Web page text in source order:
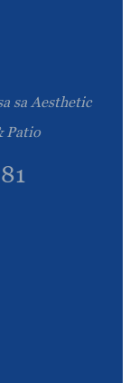
sa Aesthetic
Patio